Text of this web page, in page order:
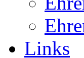
Links